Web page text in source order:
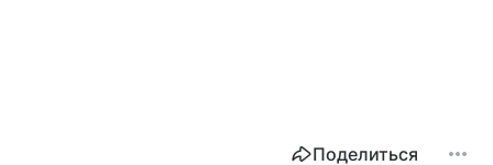
Поделиться